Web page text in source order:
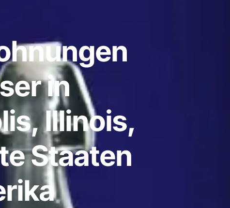
in
Illinois,
Staaten